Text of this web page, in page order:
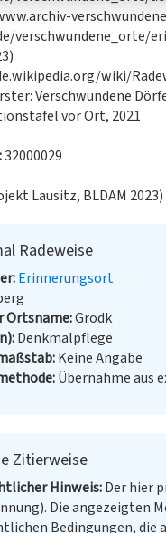
verschwundene_orte/
wiki/
Verschwundene
vor Ort, 2021
32000029
Lausitz, BLDAM 2023)
Radeweise
Erinnerungsort
Ortsname Grodk
Denkmalpflege
Keine Angabe
Übernahme aus
Zitierweise
Hinweis Der hier
Die angezeigten
Bedingungen, die